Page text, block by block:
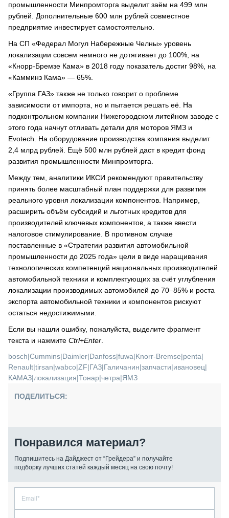
промышленности Минпромторга выделит заём на 499 млн
рублей. Дополнительные 600 млн рублей совместное
предприятие инвестирует самостоятельно.
На СП «Федерал Могул Набережные Челны» уровень
локализации совсем немного не дотягивает до 100%, на
«Кнорр-Бремзе Кама» в 2018 году показатель достиг 98%, на
«Камминз Кама» — 65%.
«Группа ГАЗ» также не только говорит о проблеме
зависимости от импорта, но и пытается решать её. На
подконтрольном компании Нижегородском литейном заводе с
этого года начнут отливать детали для моторов ЯМЗ и
Evotech. На оборудование производства компания выделит
2,4 млрд рублей. Ещё 500 млн рублей даст в кредит фонд
развития промышленности Минпромторга.
Между тем, аналитики ИКСИ рекомендуют правительству
принять более масштабный план поддержки для развития
реального уровня локализации компонентов. Например,
расширить объём субсидий и льготных кредитов для
производителей ключевых компонентов, а также ввести
налоговое стимулирование. В противном случае
поставленные в «Стратегии развития автомобильной
промышленности до 2025 года» цели в виде наращивания
технологических компетенций национальных производителей
автомобильной техники и комплектующих за счёт углубления
локализации производимых автомобилей до 70–85% и роста
экспорта автомобильной техники и компонентов рискуют
остаться недостижимыми.
Если вы нашли ошибку, пожалуйста, выделите фрагмент
текста и нажмите Ctrl+Enter
bosch|Cummins|Daimler|Danfoss|fuwa|Knorr-Bremse|penta|
Renault|tirsan|wabco|ZF|ГАЗ|Галичанин|запчасти|ивановец|
КАМАЗ|локализация|Тонар|четра|ЯМЗ
ПОДЕЛИТЬСЯ:
Понравился материал?
Подпишитесь на Дайджест от “Грейдера” и получайте
подборку лучших статей каждый месяц на свою почту!